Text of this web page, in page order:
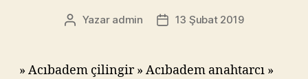
Yazının
Yazar admin
Yazı13 Şubat 2019
» Acıbadem çilingir » Acıbadem anahtarcı »